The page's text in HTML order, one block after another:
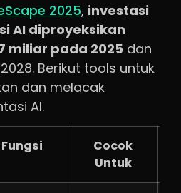
2025, investasi
AI diproyeksikan
miliar pada 2025 dan
Berikut tools untuk
dan melacak
AI.
Fungsi
Cocok
Untuk